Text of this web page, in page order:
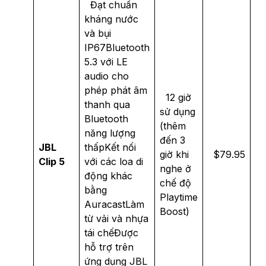
JBL
Clip 5
Đạt chuẩn
kháng nước
và bụi
IP67Bluetooth
5.3 với LE
audio cho
phép phát âm
thanh qua
Bluetooth
năng lượng
thấpKết nối
với các loa di
động khác
bằng
AuracastLàm
từ vải và nhựa
tái chếĐược
hỗ trợ trên
ứng dụng JBL
12 giờ
sử dụng
(thêm
đến 3
giờ khi
nghe ở
chế độ
Playtime
Boost)
$79.95